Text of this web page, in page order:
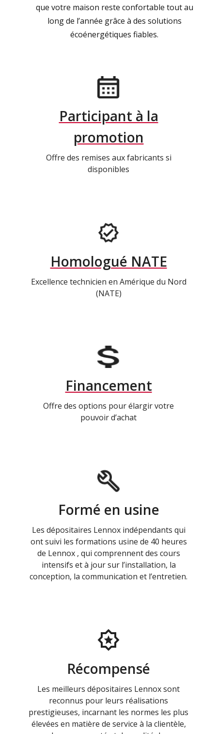
que votre maison reste confortable tout au
long de l’année grâce à des solutions
écoénergétiques fiables.
Participant à la
promotion
Offre des remises aux fabricants si
disponibles
Homologué NATE
Excellence technicien en Amérique du Nord
(NATE)
Financement
Offre des options pour élargir votre
pouvoir d’achat
Formé en usine
Les dépositaires Lennox indépendants qui
ont suivi les formations usine de 40 heures
de Lennox , qui comprennent des cours
intensifs et à jour sur l’installation, la
conception, la communication et l’entretien.
Récompensé
Les meilleurs dépositaires Lennox sont
reconnus pour leurs réalisations
prestigieuses, incarnant les normes les plus
élevées en matière de service à la clientèle,